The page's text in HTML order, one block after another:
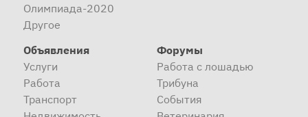
Олимпиада-2020
Другое
Объявления
Услуги
Работа
Транспорт
Форумы
Работа с лошадью
Трибуна
События